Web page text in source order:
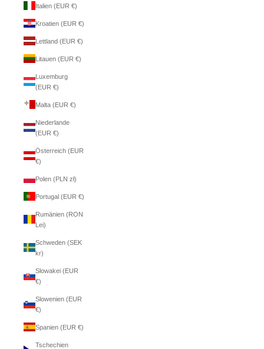
Italien (EUR €)
Kroatien (EUR €)
Lettland (EUR €)
Litauen (EUR €)
Luxemburg
(EUR €)
Malta (EUR €)
Niederlande
(EUR €)
Österreich (EUR
€)
Polen (PLN zł)
Portugal (EUR €)
Rumänien (RON
Lei)
Schweden (SEK
kr)
Slowakei (EUR
€)
Slowenien (EUR
€)
Spanien (EUR €)
Tschechien